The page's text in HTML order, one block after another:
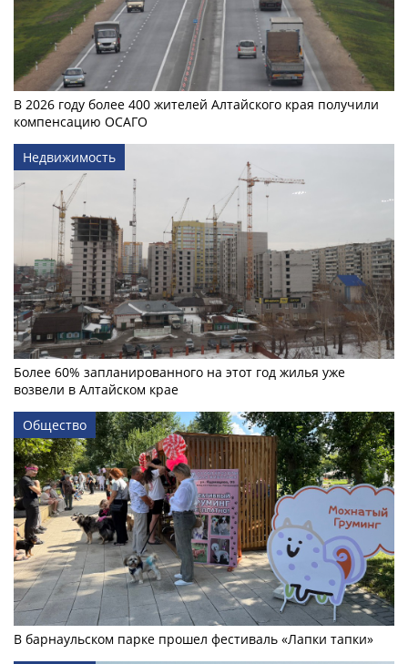
В 2026 году более 400 жителей Алтайского края получили
компенсацию ОСАГО
Недвижимость
Более 60% запланированного на этот год жилья уже
возвели в Алтайском крае
Общество
В барнаульском парке прошел фестиваль «Лапки тапки»